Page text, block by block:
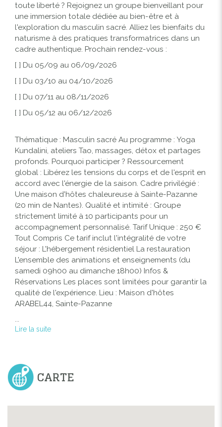
toute liberté ? Rejoignez un groupe bienveillant pour
une immersion totale dédiée au bien-être et à
l'exploration du masculin sacré. Alliez les bienfaits du
naturisme à des pratiques transformatrices dans un
cadre authentique. Prochain rendez-vous :
[ ] Du 05/09 au 06/09/2026
[ ] Du 03/10 au 04/10/2026
[ ] Du 07/11 au 08/11/2026
[ ] Du 05/12 au 06/12/2026
Thématique : Masculin sacré Au programme : Yoga
Kundalini, ateliers Tao, massages, détox et partages
profonds. Pourquoi participer ? Ressourcement
global : Libérez les tensions du corps et de l'esprit en
accord avec l'énergie de la saison. Cadre privilégié :
Une maison d'hôtes chaleureuse à Sainte-Pazanne
(20 min de Nantes). Qualité et intimité : Groupe
strictement limité à 10 participants pour un
accompagnement personnalisé. Tarif Unique : 250 €
Tout Compris Ce tarif inclut l'intégralité de votre
séjour : L'hébergement résidentiel La restauration
L'ensemble des animations et enseignements (du
samedi 09h00 au dimanche 18h00) Infos &
Réservations Les places sont limitées pour garantir la
qualité de l'expérience. Lieu : Maison d'hôtes
ARABEL44, Sainte-Pazanne
Lire la suite
CARTE